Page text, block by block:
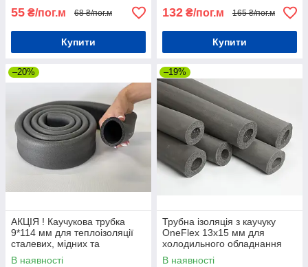
55 ₴/пог.м 68 ₴/пог.м
Купити
132 ₴/пог.м 165 ₴/пог.м
Купити
–20%
АКЦІЯ ! Каучукова трубка
9*114 мм для теплоізоляції
сталевих, мідних та
пластмасових труб.
В наявності
–19%
Трубна ізоляція з каучуку
OneFlex 13х15 мм для
холодильного обладнання
В наявності